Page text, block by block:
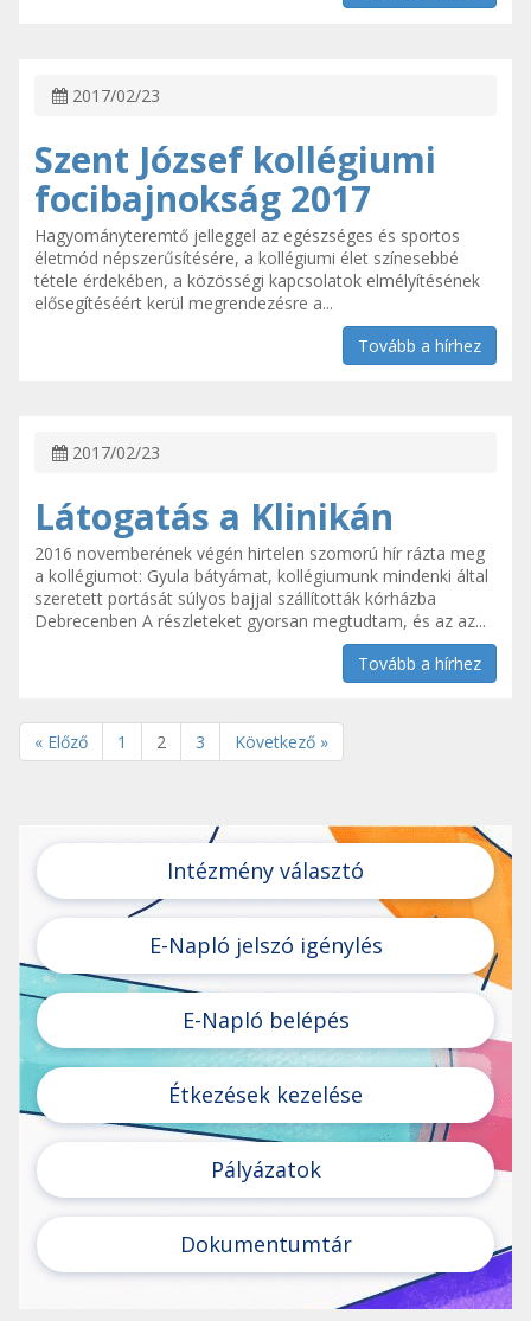
2017/02/23
Szent József kollégiumi
focibajnokság 2017
Hagyományteremtő jelleggel az egészséges és sportos
életmód népszerűsítésére, a kollégiumi élet színesebbé
tétele érdekében, a közösségi kapcsolatok elmélyítésének
elősegítéséért kerül megrendezésre a...
Tovább a hírhez
2017/02/23
Látogatás a Klinikán
2016 novemberének végén hirtelen szomorú hír rázta meg
a kollégiumot: Gyula bátyámat, kollégiumunk mindenki által
szeretett portását súlyos bajjal szállították kórházba
Debrecenben A részleteket gyorsan megtudtam, és az az...
Tovább a hírhez
« Előző 1 2 3 Következő »
Intézmény választó
E-Napló jelszó igénylés
E-Napló belépés
Étkezések kezelése
Pályázatok
Dokumentumtár